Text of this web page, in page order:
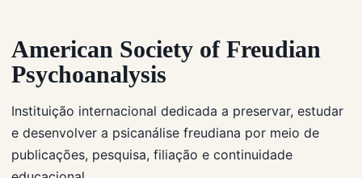
American Society of Freudian
Psychoanalysis
Instituição internacional dedicada a preservar, estudar
e desenvolver a psicanálise freudiana por meio de
publicações, pesquisa, filiação e continuidade